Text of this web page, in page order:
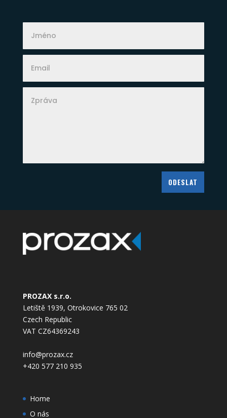
ODESLAT
PROZAX s.r.o.
Letiště 1939, Otrokovice 765 02
Czech Republic
VAT CZ64369243
info@prozax.cz
+420 577 210 935
Home
O nás